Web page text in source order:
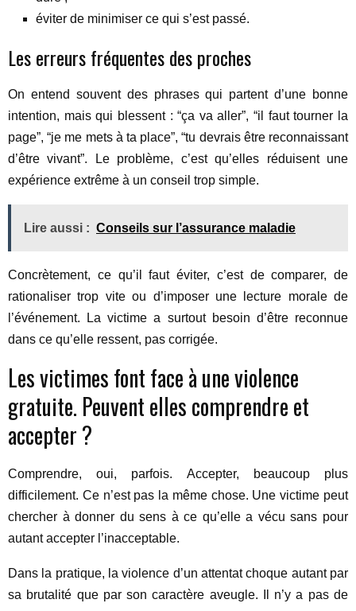
éviter de minimiser ce qui s’est passé.
Les erreurs fréquentes des proches
On entend souvent des phrases qui partent d’une bonne
intention, mais qui blessent : “ça va aller”, “il faut tourner la
page”, “je me mets à ta place”, “tu devrais être reconnaissant
d’être vivant”. Le problème, c’est qu’elles réduisent une
expérience extrême à un conseil trop simple.
Lire aussi : Conseils sur l’assurance maladie
Concrètement, ce qu’il faut éviter, c’est de comparer, de
rationaliser trop vite ou d’imposer une lecture morale de
l’événement. La victime a surtout besoin d’être reconnue
dans ce qu’elle ressent, pas corrigée.
Les victimes font face à une violence
gratuite. Peuvent elles comprendre et
accepter ?
Comprendre, oui, parfois. Accepter, beaucoup plus
difficilement. Ce n’est pas la même chose. Une victime peut
chercher à donner du sens à ce qu’elle a vécu sans pour
autant accepter l’inacceptable.
Dans la pratique, la violence d’un attentat choque autant par
sa brutalité que par son caractère aveugle. Il n’y a pas de